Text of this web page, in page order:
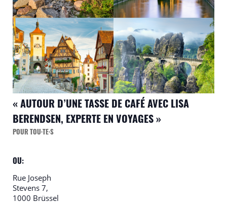
« AUTOUR D’UNE TASSE DE CAFÉ AVEC LISA
BERENDSEN, EXPERTE EN VOYAGES »
POUR TOU·TE·S
OU:
Rue Joseph
Stevens 7,
1000 Brüssel